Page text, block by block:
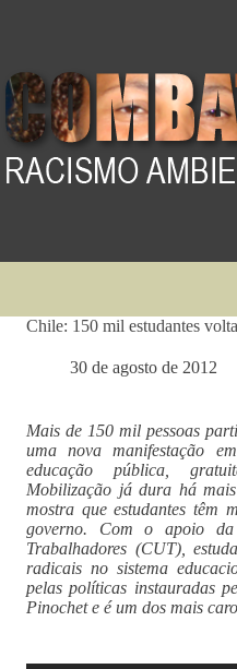
Chile: 150 mil estudantes
30 de agosto de 2012
Mais de 150 mil pessoas
uma nova manifestação
educação pública,
Mobilização já dura há
mostra que estudantes têm
governo. Com o apoio
Trabalhadores (CUT),
radicais no sistema
pelas políticas instauradas
Pinochet e é um dos mais